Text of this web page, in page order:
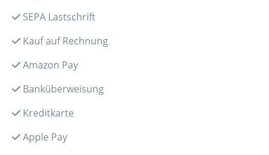
SEPA Lastschrift
Kauf auf Rechnung
Amazon Pay
Banküberweisung
Kreditkarte
Apple Pay